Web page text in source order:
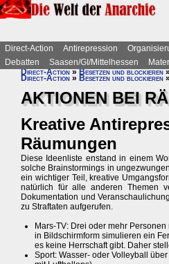
Direct-Action Antirepression
Debatten
Saasen/GI/Mittelhessen
Direct-Action»Besetzen und blockieren
Direct-Action » Besetzen und blockieren »
AKTIONEN BEI
Kreative
Räumungen
Diese Ideenliste enstand in einem
solche Brainstormings in
ein wichtiger Teil, kreative
natürlich für alle anderen Themen
Dokumentation und
zu Straftaten aufgerufen.
Mars-TV: Drei oder mehr
in Bildschirmform simulieren ein
es keine Herrschaft gibt. Daher
Sport: Wasser- oder Volleyball